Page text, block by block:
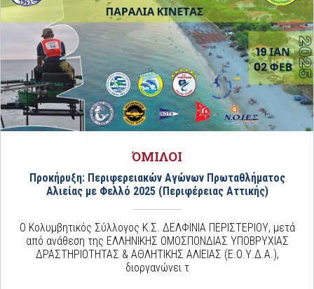
ΌΜΙΛΟΙ
Προκήρυξη: Περιφερειακών Αγώνων Πρωταθλήματος
Αλιείας με Φελλό 2025 (Περιφέρειας Αττικής)
Ο Κολυμβητικός Σύλλογος Κ.Σ. ΔΕΛΦΙΝΙΑ ΠΕΡΙΣΤΕΡΙΟΥ, μετά
από ανάθεση της ΕΛΛΗΝΙΚΗΣ ΟΜΟΣΠΟΝΔΙΑΣ ΥΠΟΒΡΥΧΙΑΣ
ΔΡΑΣΤΗΡΙΟΤΗΤΑΣ & ΑΘΛΗΤΙΚΗΣ ΑΛΙΕΙΑΣ (Ε.Ο.Υ.Δ.Α.),
διοργανώνει τ